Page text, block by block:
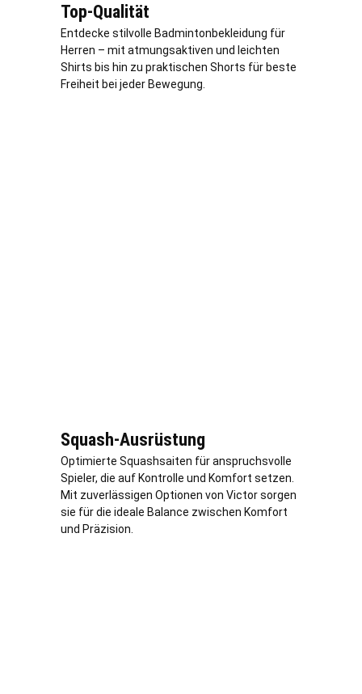
Top-Qualität
Entdecke stilvolle Badmintonbekleidung für
Herren – mit atmungsaktiven und leichten
Shirts bis hin zu praktischen Shorts für beste
Freiheit bei jeder Bewegung.
Squash-Ausrüstung
Optimierte Squashsaiten für anspruchsvolle
Spieler, die auf Kontrolle und Komfort setzen.
Mit zuverlässigen Optionen von Victor sorgen
sie für die ideale Balance zwischen Komfort
und Präzision.